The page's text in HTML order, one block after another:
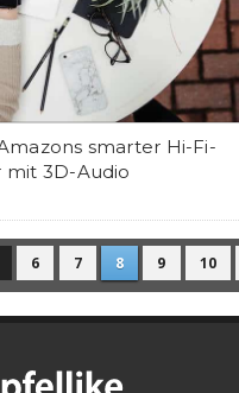
smarter Hi-Fi-
mit 3D-Audio
6 7 8 9 10